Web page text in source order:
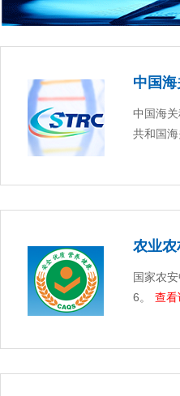
中国
中国海
共和国海
农业
国家农
6。
查看